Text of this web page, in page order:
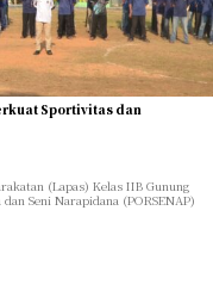
Sportivitas dan
(Lapas) Kelas IIB Gunung
Seni Narapidana (PORSENAP)